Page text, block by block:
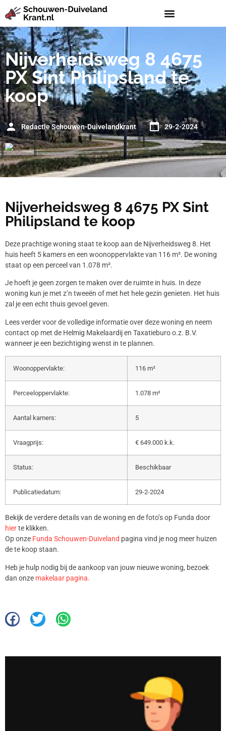
Nijverheidsweg 8 4675
PX Sint Philipsland te
koop
Redactie Schouwen-Duivelandkrant 29-2-2024
Nijverheidsweg 8 4675 PX Sint
Philipsland te koop
Deze prachtige woning staat te koop aan de Nijverheidsweg 8. Het
huis heeft 5 kamers en een woonoppervlakte van 116 m². De woning
staat op een perceel van 1.078 m².
Je hoeft je geen zorgen te maken over de ruimte in huis. In deze
woning kun je met z’n tweeën of met het hele gezin genieten. Het huis
zal je een echt thuis gevoel geven.
Lees verder voor de volledige informatie over deze woning en neem
contact op met de Helmig Makelaardij en Taxatieburo o.z. B.V.
wanneer je een bezichtiging wenst in te plannen.
Woonoppervlakte: 116 m²
Perceeloppervlakte: 1.078 m²
Aantal kamers: 5
Vraagprijs: € 649.000 k.k.
Status: Beschikbaar
Publicatiedatum: 29-2-2024
Bekijk de verdere details van de woning en de foto’s op Funda door
hierte klikken.
Op onze Funda Schouwen-Duiveland pagina vind je nog meer huizen
de te koop staan.
Heb je hulp nodig bij de aankoop van jouw nieuwe woning, bezoek
dan onze makelaar pagina.